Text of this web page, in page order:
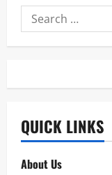
Search
for:
QUICK LINKS
About Us